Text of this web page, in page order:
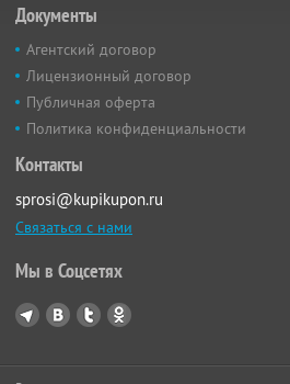
Документы
Агентский договор
Лицензионный договор
Публичная оферта
Политика конфиденциальности
Контакты
sprosi@kupikupon.ru
Связаться с нами
Мы в Соцсетях